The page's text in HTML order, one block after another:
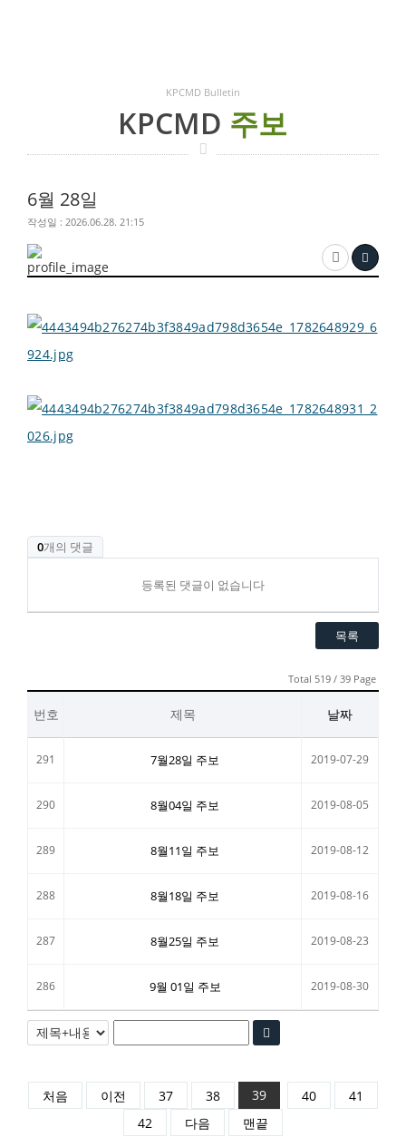
KPCMD Bulletin
KPCMD 주보
6월 28일
작성일 : 2026.06.28. 21:15
0개의 댓글
등록된 댓글이 없습니다
목록
Total 519 / 39 Page
번호 제목 날짜
291 7월28일 주보 2019-07-29
290 8월04일 주보 2019-08-05
289 8월11일 주보 2019-08-12
288 8월18일 주보 2019-08-16
287 8월25일 주보 2019-08-23
286 9월 01일 주보 2019-08-30
처음 이전 37 38 39 40
41
42
다음 맨끝